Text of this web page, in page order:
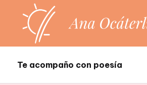
contenido
Te acompaño con poesía